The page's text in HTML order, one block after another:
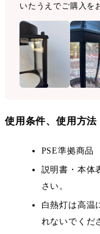
いたうえでご購入を
使用条件、使用方法
PSE準拠商品
説明書・本体
さい。
白熱灯は高温
れないでくだ